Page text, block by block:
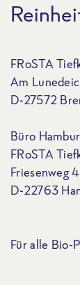
FRoSTA
Am
D-27572
Büro
FRoSTA
Friesenweg 4
D-22763
Für alle